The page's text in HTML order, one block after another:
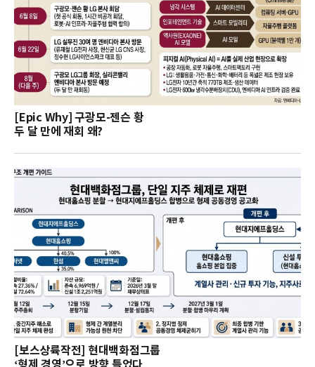
[Epic Why] 구광모-젠슨 황
두 달 만에 재회 왜?
[보스상륙작전] 현대백화점그룹